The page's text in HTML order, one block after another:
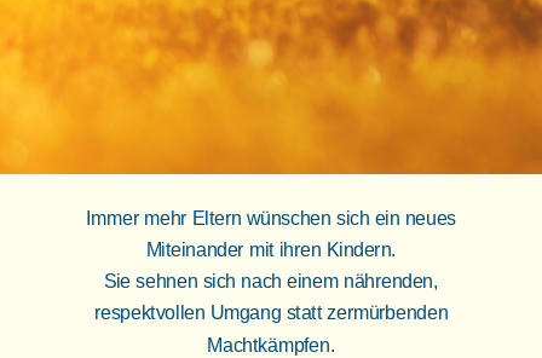
Immer mehr Eltern wünschen sich ein neues
Miteinander mit ihren Kindern.
Sie sehnen sich nach einem nährenden,
respektvollen Umgang statt zermürbenden
Machtkämpfen.